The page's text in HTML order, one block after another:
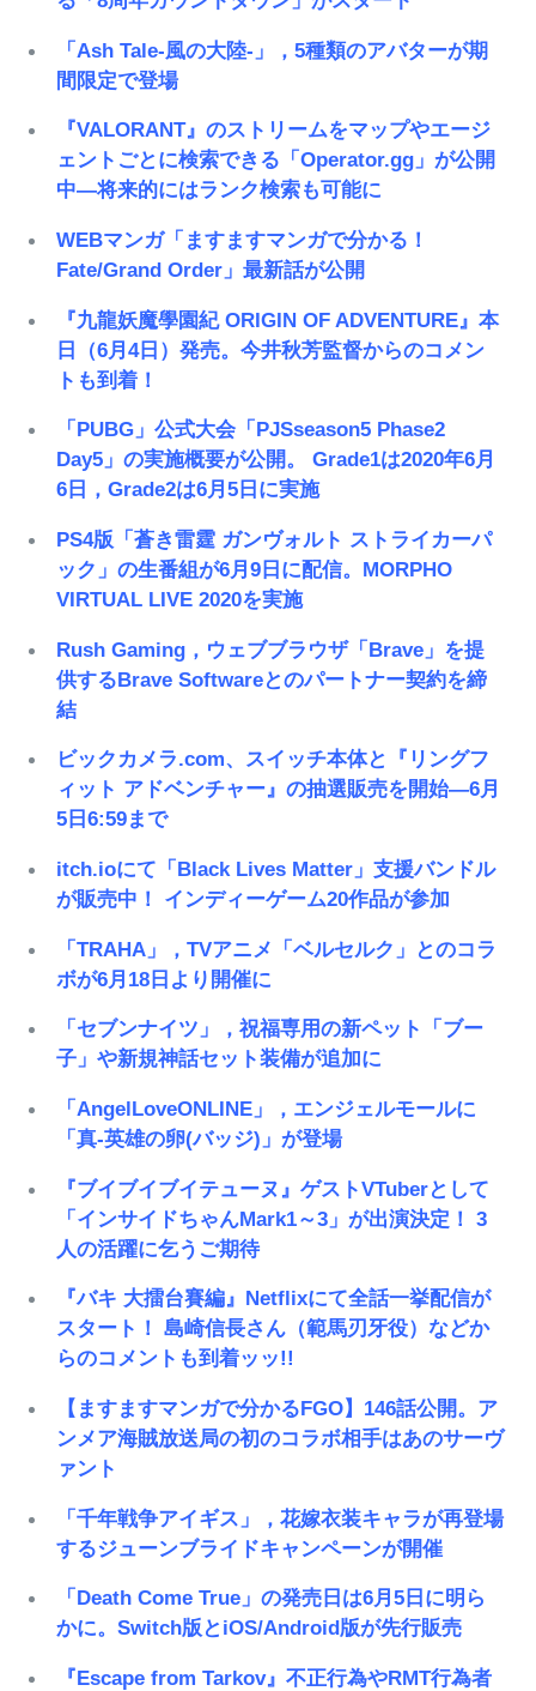
「Ash Tale-風の大陸-」，5種類のアバターが期
間限定で登場
『VALORANT』のストリームをマップやエージ
ェントごとに検索できる「Operator.gg」が公開
中―将来的にはランク検索も可能に
WEBマンガ「ますますマンガで分かる！
Fate/Grand Order」最新話が公開
『九龍妖魔學園紀 ORIGIN OF ADVENTURE』本
日（6月4日）発売。今井秋芳監督からのコメン
トも到着！
「PUBG」公式大会「PJSseason5 Phase2
Day5」の実施概要が公開。 Grade1は2020年6月
6日，Grade2は6月5日に実施
PS4版「蒼き雷霆 ガンヴォルト ストライカーパ
ック」の生番組が6月9日に配信。MORPHO
VIRTUAL LIVE 2020を実施
Rush Gaming，ウェブブラウザ「Brave」を提
供するBrave Softwareとのパートナー契約を締
結
ビックカメラ.com、スイッチ本体と『リングフ
ィット アドベンチャー』の抽選販売を開始―6月
5日6:59まで
itch.ioにて「Black Lives Matter」支援バンドル
が販売中！ インディーゲーム20作品が参加
「TRAHA」，TVアニメ「ベルセルク」とのコラ
ボが6月18日より開催に
「セブンナイツ」，祝福専用の新ペット「ブー
子」や新規神話セット装備が追加に
「AngelLoveONLINE」，エンジェルモールに
「真-英雄の卵(バッジ)」が登場
『ブイブイブイテューヌ』ゲストVTuberとして
「インサイドちゃんMark1～3」が出演決定！ 3
人の活躍に乞うご期待
『バキ 大擂台賽編』Netflixにて全話一挙配信が
スタート！ 島崎信長さん（範馬刃牙役）などか
らのコメントも到着ッッ!!
【ますますマンガで分かるFGO】146話公開。ア
ンメア海賊放送局の初のコラボ相手はあのサーヴ
ァント
「千年戦争アイギス」，花嫁衣装キャラが再登場
するジューンブライドキャンペーンが開催
「Death Come True」の発売日は6月5日に明ら
かに。Switch版とiOS/Android版が先行販売
『Escape from Tarkov』不正行為やRMT行為者